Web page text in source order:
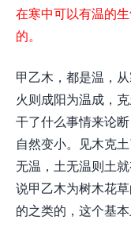
在寒中可以有温的
的。
甲乙木，都是温，
火则成阳为温成，
干了什么事情来论
自然变小。见木克
无温，土无温则土
说甲乙木为树木花
的之类的，这个基